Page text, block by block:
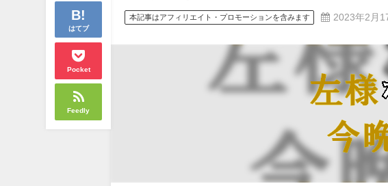
はてブ
Pocket
Feedly
本記事はアフィリエイト・プロモーションを含みます 2023年2月